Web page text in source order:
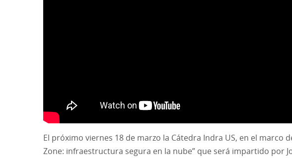
El próximo viernes 18 de marzo la Cátedra Indra US, en el
Zone: infraestructura segura en la nube” que será impartido por